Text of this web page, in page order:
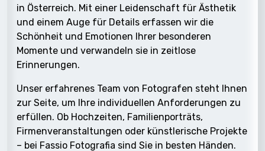
in Österreich. Mit einer Leidenschaft für Ästhetik
und einem Auge für Details erfassen wir die
Schönheit und Emotionen Ihrer besonderen
Momente und verwandeln sie in zeitlose
Erinnerungen.
Unser erfahrenes Team von Fotografen steht Ihnen
zur Seite, um Ihre individuellen Anforderungen zu
erfüllen. Ob Hochzeiten, Familienporträts,
Firmenveranstaltungen oder künstlerische Projekte
– bei Fassio Fotografia sind Sie in besten Händen.